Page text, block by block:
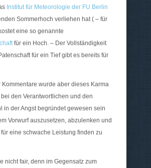
Institut für Meteorologie der FU Berlin
Sommerhoch verliehen hat ( – für
eine so genannte
für ein Hoch. – Der Vollständigkeit
für ein Tief gibt es bereits für
Kommentare wurde aber dieses Karma
den Verantwortlichen und den
in der Angst begründet gewesen sein
Vorwurf auszusetzen, abzulenken und
eine schwache Leistung finden zu
nicht fair, denn im Gegensatz zum